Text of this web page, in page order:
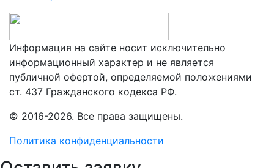
Информация на сайте носит исключительно
информационный характер и не является
публичной офертой, определяемой положениями
ст. 437 Гражданского кодекса РФ.
© 2016-2026. Все права защищены.
Политика конфиденциальности